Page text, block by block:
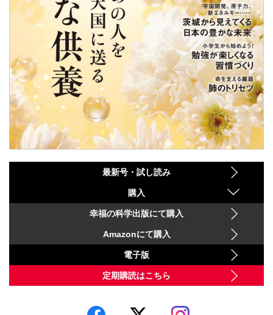
最新号・試し読み
購入
幸福の科学出版にて購入
Amazonにて購入
電子版
定期購読はこちら